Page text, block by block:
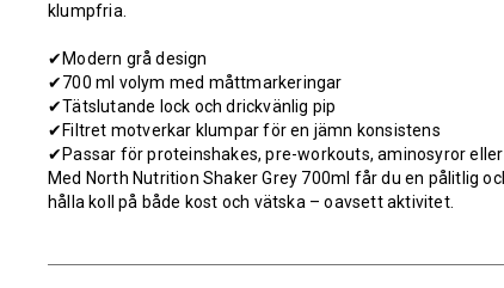
klumpfria.
✔ Modern grå design
✔700 ml volym med måttmarkeringar
✔Tätslutande lock och drickvänlig pip
✔ Filtret motverkar klumpar för en jämn konsistens
✔ Passar för proteinshakes, pre-workouts, aminosyror
Med North Nutrition Shaker Grey 700ml får du en pålitlig
hålla koll på både kost och vätska – oavsett aktivitet.